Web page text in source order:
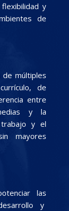
y
de
de múltiples
de
entre
y la
trabajo y el
mayores
las
y